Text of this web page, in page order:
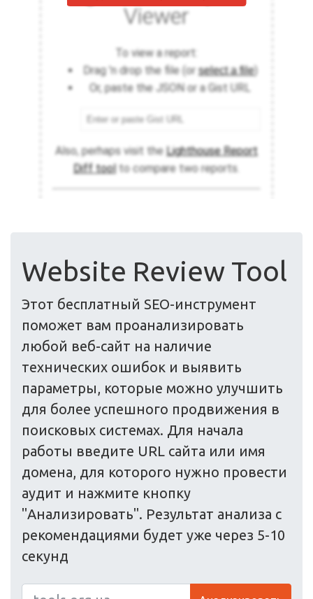
Website Review Tool
Этот бесплатный SEO-инструмент
поможет вам проанализировать
любой веб-сайт на наличие
технических ошибок и выявить
параметры, которые можно улучшить
для более успешного продвижения в
поисковых системах. Для начала
работы введите URL сайта или имя
домена, для которого нужно провести
аудит и нажмите кнопку
"Анализировать". Результат анализа с
рекомендациями будет уже через 5-10
секунд